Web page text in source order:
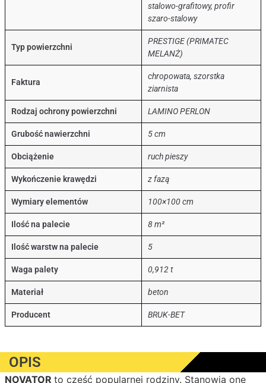
stalowo-grafitowy, profir
szaro-stalowy
Typ powierzchni
PRESTIGE (PRIMATEC
MELANŻ)
Faktura
chropowata, szorstka
ziarnista
Rodzaj ochrony powierzchni LAMINO PERLON
Grubość nawierzchni 5 cm
Obciążenie ruch pieszy
Wykończenie krawędzi z fazą
Wymiary elementów 100×100 cm
Ilość na palecie 8 m²
Ilość warstw na palecie 5
Waga palety 0,912 t
Materiał beton
Producent BRUK-BET
OPIS
NOVATOR to część popularnej rodziny. Stanowią one